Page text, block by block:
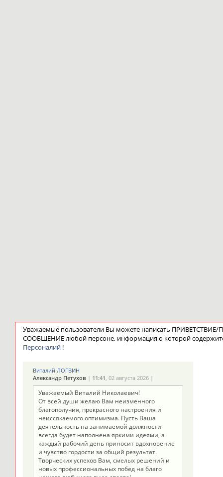
Уважаемые пользователи Вы можете написать
СООБЩЕНИЕ любой персоне, информация о которой
Персоналий !
Виталий ЛОГВИН
Александр Петухов | 11:41, 02 августа 2026 |
Уважаемый Виталий Николаевич!
От всей души желаю Вам неизменного
благополучия, прекрасного настроения и
неиссякаемого оптимизма. Пусть Ваша
деятельность на занимаемой должности
всегда будет наполнена яркими идеями, а
каждый рабочий день приносит вдохновение
и чувство гордости за общий результат.
Творческих успехов Вам, смелых решений и
новых профессиональных побед на благо